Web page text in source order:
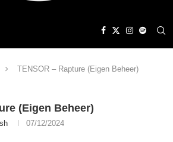
TENSOR – Rapture (Eigen Beheer)
(Eigen Beheer)
07/12/2024